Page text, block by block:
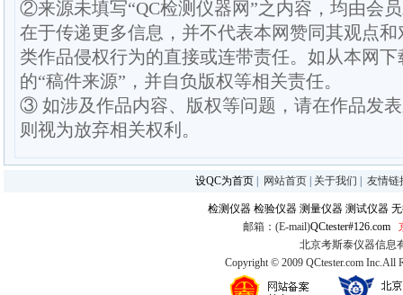
②来源未填写“QC检测仪器网”之内容，均由会
在于传递更多信息，并不代表本网赞同其观点
类作品侵权行为的直接或连带责任。如从本网
的“稿件来源”，并自负版权等相关责任。
③ 如涉及作品内容、版权等问题，请在作品发
则视为放弃相关权利。
设QC为首页 网站首页 关于我们 友情链
检测仪器 检验仪器 测量仪器 测试仪器
邮箱：(E-mail)QCtester#126.com
北京考斯泰仪器信息
Copyright © 2009 QCtester.com Inc.All